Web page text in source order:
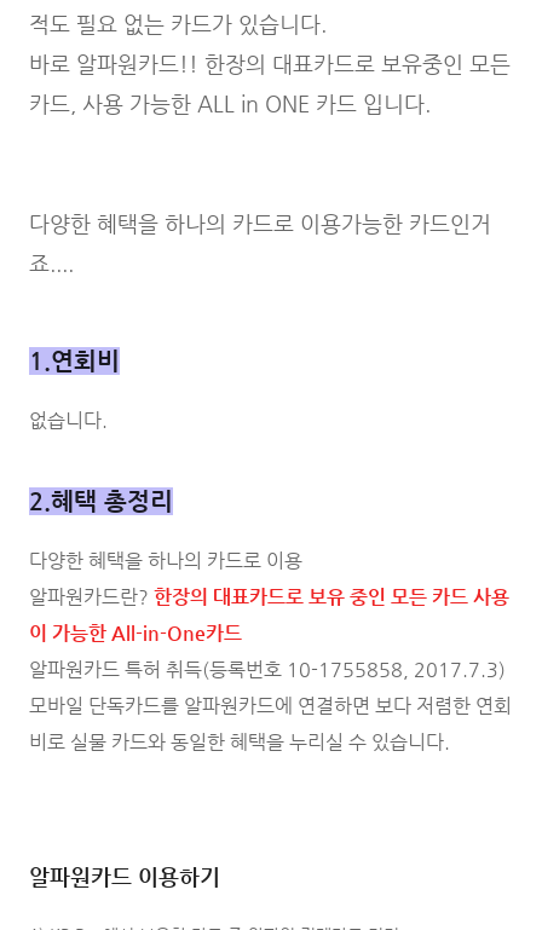
적도 필요 없는 카드가 있습니다.
바로 알파원카드!! 한장의 대표카드로 보유중인 모든
카드, 사용 가능한 ALL in ONE 카드 입니다.
다양한 혜택을 하나의 카드로 이용가능한 카드인거
죠....
1.연회비
없습니다.
2.혜택 총정리
다양한 혜택을 하나의 카드로 이용
알파원카드란? 한장의 대표카드로 보유 중인 모든 카드 사용
이 가능한 All-in-One카드
알파원카드 특허 취득(등록번호 10-1755858, 2017.7.3)
모바일 단독카드를 알파원카드에 연결하면 보다 저렴한 연회
비로 실물 카드와 동일한 혜택을 누리실 수 있습니다.
알파원카드 이용하기